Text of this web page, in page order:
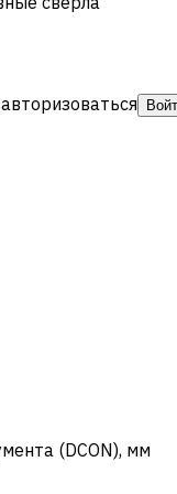
(DCON), мм